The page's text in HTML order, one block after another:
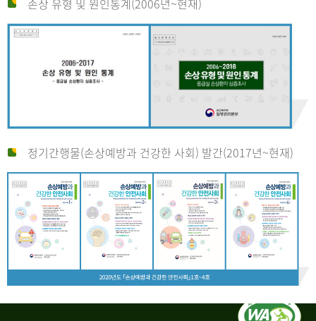
손상 유형 및 원인통계(2006년~현재)
정기간행물(손상예방과 건강한 사회) 발간(2017년~현재)